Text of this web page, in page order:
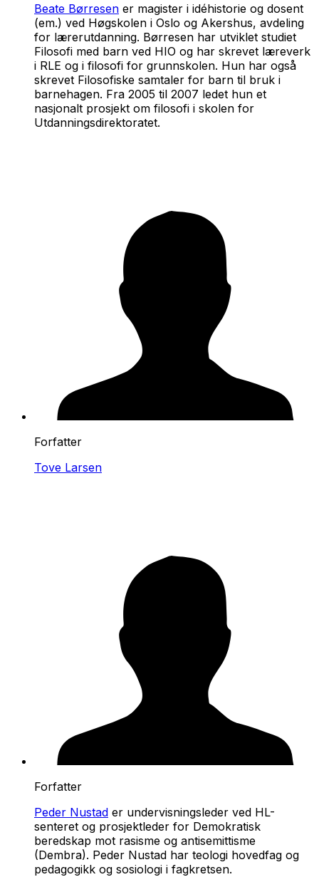
Beate Børresen er magister i idéhistorie og dosent
(em.) ved Høgskolen i Oslo og Akershus, avdeling
for lærerutdanning. Børresen har utviklet studiet
Filosofi med barn ved HIO og har skrevet læreverk
i RLE og i filosofi for grunnskolen. Hun har også
skrevet Filosofiske samtaler for barn til bruk i
barnehagen. Fra 2005 til 2007 ledet hun et
nasjonalt prosjekt om filosofi i skolen for
Utdanningsdirektoratet.
Forfatter
Tove Larsen
Forfatter
Peder Nustad er undervisningsleder ved HL-
senteret og prosjektleder for Demokratisk
beredskap mot rasisme og antisemittisme
(Dembra). Peder Nustad har teologi hovedfag og
pedagogikk og sosiologi i fagkretsen.